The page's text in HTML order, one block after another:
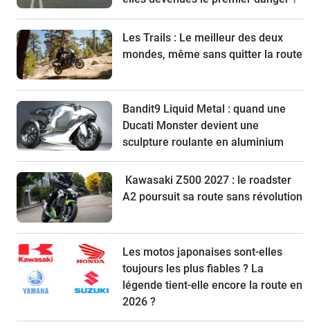
Les Trails : Le meilleur des deux
mondes, même sans quitter la route
Bandit9 Liquid Metal : quand une
Ducati Monster devient une
sculpture roulante en aluminium
Kawasaki Z500 2027 : le roadster
A2 poursuit sa route sans révolution
Les motos japonaises sont-elles
toujours les plus fiables ? La
légende tient-elle encore la route en
2026 ?